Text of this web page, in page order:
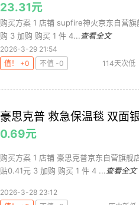
23.31元
购买方案 1 店铺 supfire神火京东自营
购 3 加购 购买 1 件 4... 查看全文
2026-3-29 21:54
值！ +0
不值 -0 114天次低
豪思克普 救急保温毯 双面
0.69元
购买方案 1 店铺 豪思克普京东自营旗
贴0.41元 3 加购 购买 1 件 4 ... 查看全文
2026-3-28 23:12